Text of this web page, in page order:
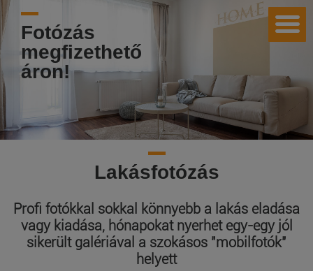
Fotózás
megfizethető
áron!
Lakásfotózás
Profi fotókkal sokkal könnyebb a lakás eladása
vagy kiadása, hónapokat nyerhet egy-egy jól
sikerült galériával a szokásos "mobilfotók"
helyett